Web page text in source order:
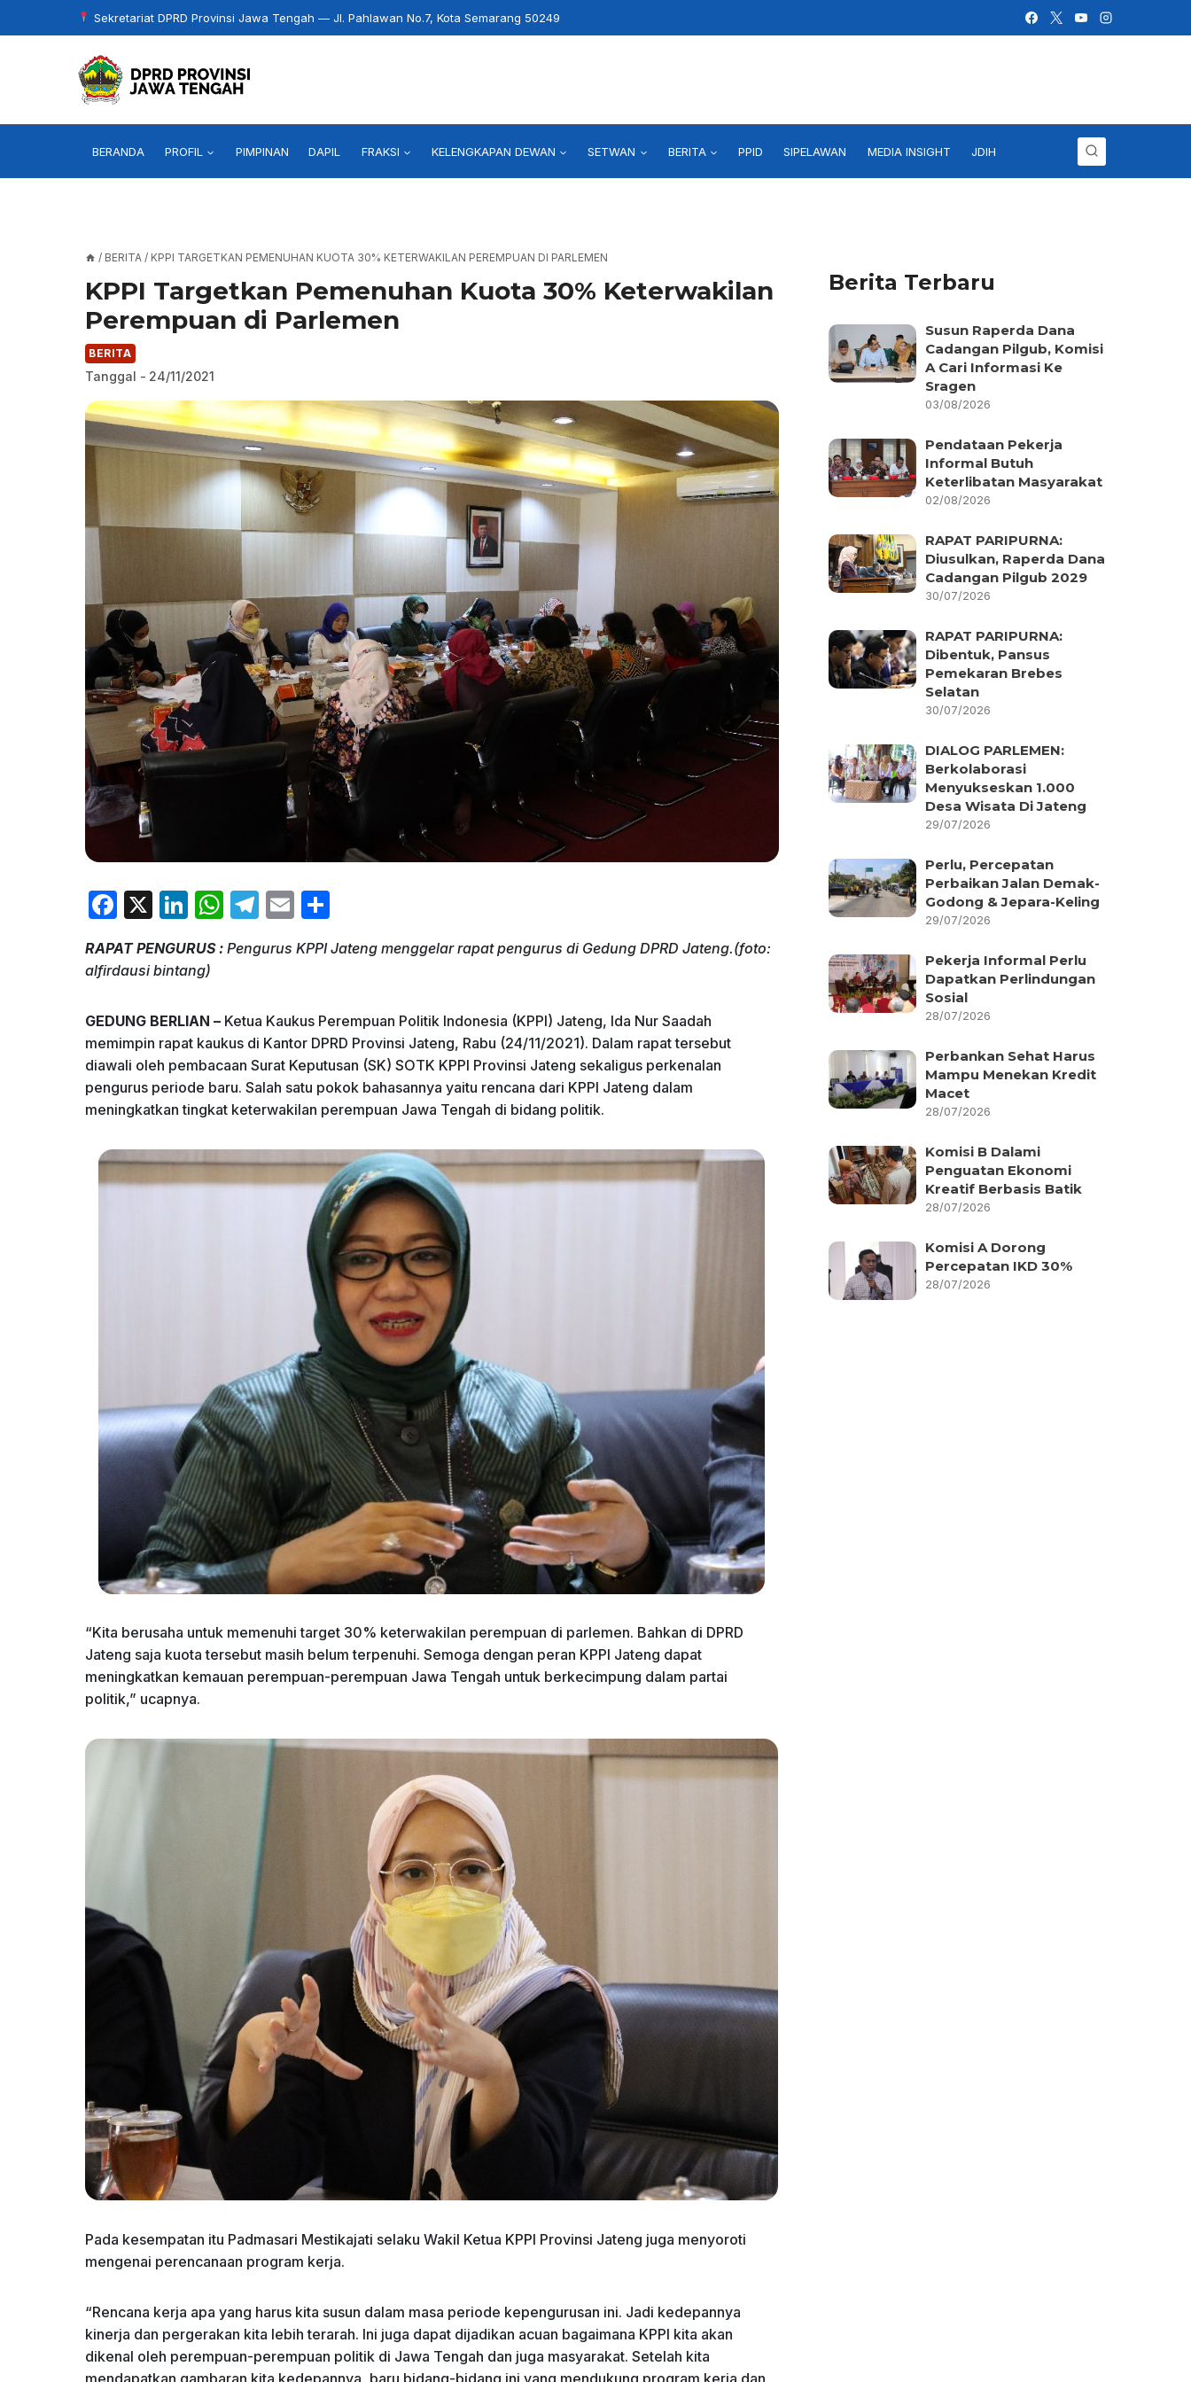
to
Sekretariat DPRD Provinsi Jawa Tengah — Jl. Pahlawan No.7, Kota Semarang 50249
BERANDA PROFIL PIMPINAN DAPIL FRAKSI KELENGKAPAN DEWAN SETWAN BERITA PPID SIPELAWAN MEDIA INSIGHT JDIH
/ BERITA / KPPI TARGETKAN PEMENUHAN KUOTA 30% KETERWAKILAN PEREMPUAN DI PARLEMEN
KPPI Targetkan Pemenuhan Kuota 30% Keterwakilan
Perempuan di Parlemen
BERITA
Tanggal - 24/11/2021
F
c
b
o
o
k
X
Li
k
e
dI
n
W
at
A
p
p
T
e
a
m
E
ai ar
RAPAT PENGURUS : Pengurus KPPI Jateng menggelar rapat pengurus di Gedung DPRD Jateng.(foto:
alfirdausi bintang)
GEDUNG BERLIAN – Ketua Kaukus Perempuan Politik Indonesia (KPPI) Jateng, Ida Nur Saadah
memimpin rapat kaukus di Kantor DPRD Provinsi Jateng, Rabu (24/11/2021). Dalam rapat tersebut
diawali oleh pembacaan Surat Keputusan (SK) SOTK KPPI Provinsi Jateng sekaligus perkenalan
pengurus periode baru. Salah satu pokok bahasannya yaitu rencana dari KPPI Jateng dalam
meningkatkan tingkat keterwakilan perempuan Jawa Tengah di bidang politik.
“Kita berusaha untuk memenuhi target 30% keterwakilan perempuan di parlemen. Bahkan di DPRD
Jateng saja kuota tersebut masih belum terpenuhi. Semoga dengan peran KPPI Jateng dapat
meningkatkan kemauan perempuan-perempuan Jawa Tengah untuk berkecimpung dalam partai
politik,” ucapnya.
Pada kesempatan itu Padmasari Mestikajati selaku Wakil Ketua KPPI Provinsi Jateng juga menyoroti
mengenai perencanaan program kerja.
“Rencana kerja apa yang harus kita susun dalam masa periode kepengurusan ini. Jadi kedepannya
kinerja dan pergerakan kita lebih terarah. Ini juga dapat dijadikan acuan bagaimana KPPI kita akan
dikenal oleh perempuan-perempuan politik di Jawa Tengah dan juga masyarakat. Setelah kita
Berita Terbaru
Susun Raperda Dana
Cadangan Pilgub, Komisi
A Cari Informasi Ke
Sragen
03/08/2026
Pendataan Pekerja
Informal Butuh
Keterlibatan Masyarakat
02/08/2026
RAPAT PARIPURNA:
Diusulkan, Raperda Dana
Cadangan Pilgub 2029
30/07/2026
RAPAT PARIPURNA:
Dibentuk, Pansus
Pemekaran Brebes
Selatan
30/07/2026
DIALOG PARLEMEN:
Berkolaborasi
Menyukseskan 1.000
Desa Wisata Di Jateng
29/07/2026
Perlu, Percepatan
Perbaikan Jalan Demak-
Godong & Jepara-Keling
29/07/2026
Pekerja Informal Perlu
Dapatkan Perlindungan
Sosial
28/07/2026
Perbankan Sehat Harus
Mampu Menekan Kredit
Macet
28/07/2026
Komisi B Dalami
Penguatan Ekonomi
Kreatif Berbasis Batik
28/07/2026
Komisi A Dorong
Percepatan IKD 30%
28/07/2026